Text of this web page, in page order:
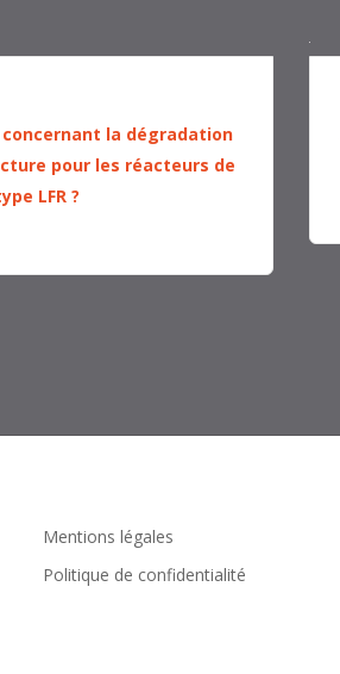
concernant la dégradation
pour les réacteurs de
LFR ?
Mentions légales
Politique de confidentialité